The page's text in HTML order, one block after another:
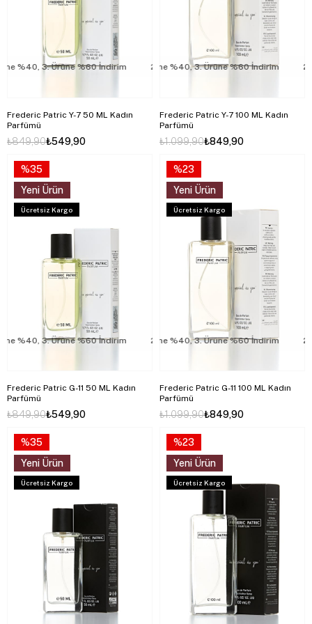
Frederic Patric Y-7 50 ML Kadın
Parfümü
₺549,90
₺849,90
%40, 3. Ürüne %60 İndirim 2. Ürüne %40, 3. Ürüne %60 İndirim
Frederic Patric Y-7 100 ML Kadın
Parfümü
₺849,90
₺1.099,90
2. Ürüne %40, 3. Ürüne %60 İndirim 2.
Frederic Patric G-11 50 ML Kadın
Parfümü
₺549,90
₺849,90
%40, 3. Ürüne %60 İndirim 2. Ürüne %40, 3. Ürüne %60 İndirim
%35
Yeni Ürün
Ücretsiz Kargo
Frederic Patric G-11 100 ML Kadın
Parfümü
₺849,90
₺1.099,90
2. Ürüne %40, 3. Ürüne %60 İndirim 2.
%23
Yeni Ürün
Ücretsiz Kargo
%35
Yeni Ürün
Ücretsiz Kargo
%23
Yeni Ürün
Ücretsiz Kargo